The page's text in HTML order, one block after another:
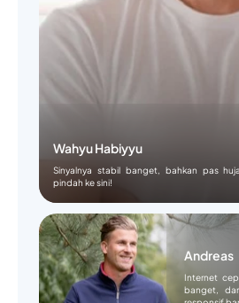
Wahyu Habiyyu
Sinyalnya stabil banget, bahkan pas
pindah ke sini!
Andreas
Internet
banget,